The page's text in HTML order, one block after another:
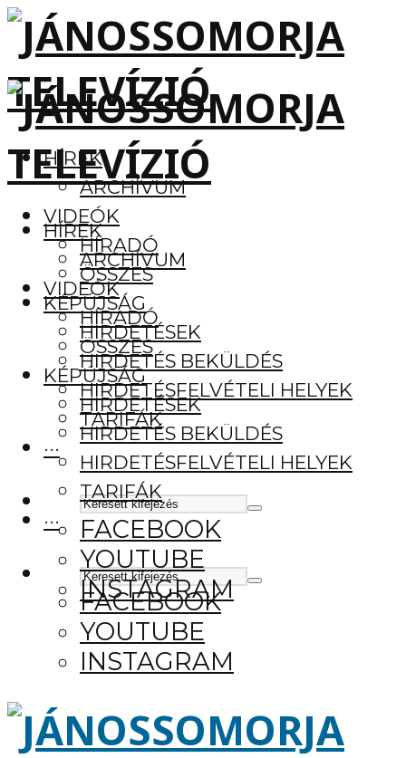
HÍREK
ARCHÍVUM
VIDEÓK
HÍRADÓ
ÖSSZES
KÉPÚJSÁG
HIRDETÉSEK
HIRDETÉS BEKÜLDÉS
HIRDETÉSFELVÉTELI HELYEK
TARIFÁK
···
FACEBOOK
YOUTUBE
INSTAGRAM
HÍREK
ARCHÍVUM
VIDEÓK
HÍRADÓ
ÖSSZES
KÉPÚJSÁG
HIRDETÉSEK
HIRDETÉS BEKÜLDÉS
HIRDETÉSFELVÉTELI HELYEK
TARIFÁK
···
FACEBOOK
YOUTUBE
INSTAGRAM